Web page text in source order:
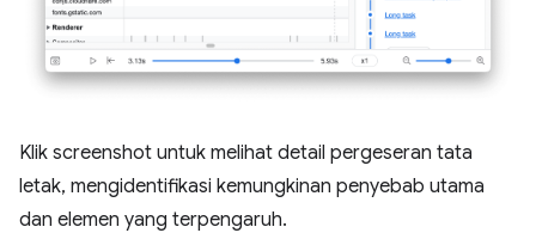
Klik screenshot untuk melihat detail pergeseran tata
letak, mengidentifikasi kemungkinan penyebab utama
dan elemen yang terpengaruh.